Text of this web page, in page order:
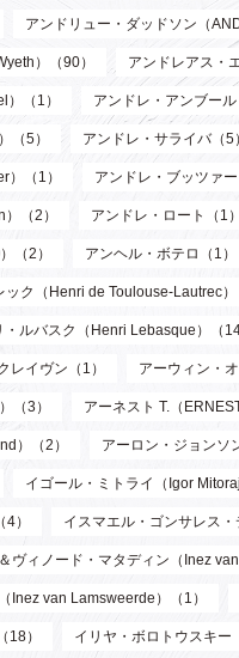
アンドリュー・ダッドソン（
）（90） アンドレアス・
（1） アンドレ・アンブー
（5） アンドレ・サライバ（5）
（1） アンドレ・ブッツァ
（2） アンドレ・ロート（1）
（2） アンヘル・ボテロ（1）
ク（Henri de Toulouse-Lautrec）
・ルバスク（Henri Lebasque）（14
レイヴン（1） アーウィン・オ
（3） アーネスト T.（
）（2） アーロン・ジョンソ
イゴール・ミトライ（Igor Mitoraj
） イスマエル・ゴンサレス・
ヴィノード・マタディン（Inez
Inez van Lamsweerde）（1）
） イリヤ・ボロトウスキー